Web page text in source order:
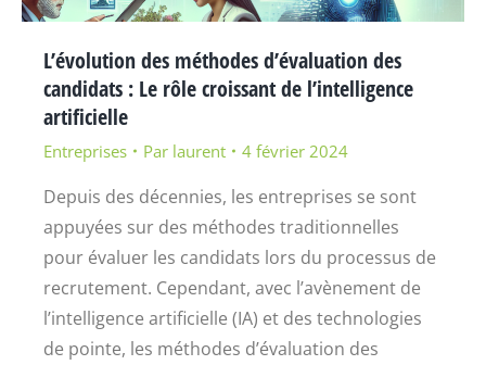
L’évolution des méthodes d’évaluation des
candidats : Le rôle croissant de l’intelligence
artificielle
Entreprises Par laurent 4 février 2024
Depuis des décennies, les entreprises se sont
appuyées sur des méthodes traditionnelles
pour évaluer les candidats lors du processus de
recrutement. Cependant, avec l’avènement de
l’intelligence artificielle (IA) et des technologies
de pointe, les méthodes d’évaluation des